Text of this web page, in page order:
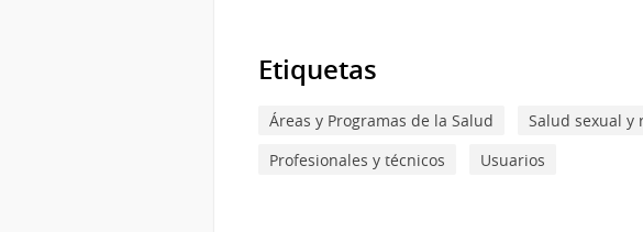
Etiquetas
Áreas y Programas de la Salud Salud sexual y
Profesionales y técnicos
Usuarios